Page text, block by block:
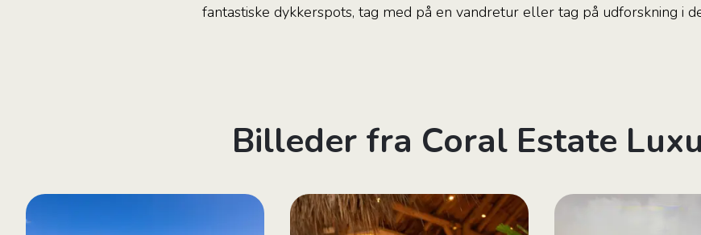
fantastiske dykkerspots, tag med på en vandretur eller tag på udforskning i
Billeder fra Coral Estate